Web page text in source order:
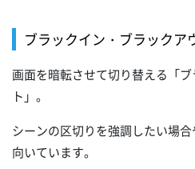
ブラックイン・ブラックア
画面を暗転させて切り替える「
ト」。
シーンの区切りを強調したい場
向いています。